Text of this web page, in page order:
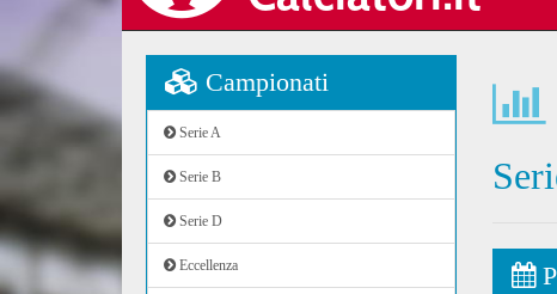
Campionati
Serie A
Serie B
Serie D
Eccellenza